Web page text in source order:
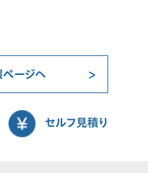
ページへ
セルフ見積り